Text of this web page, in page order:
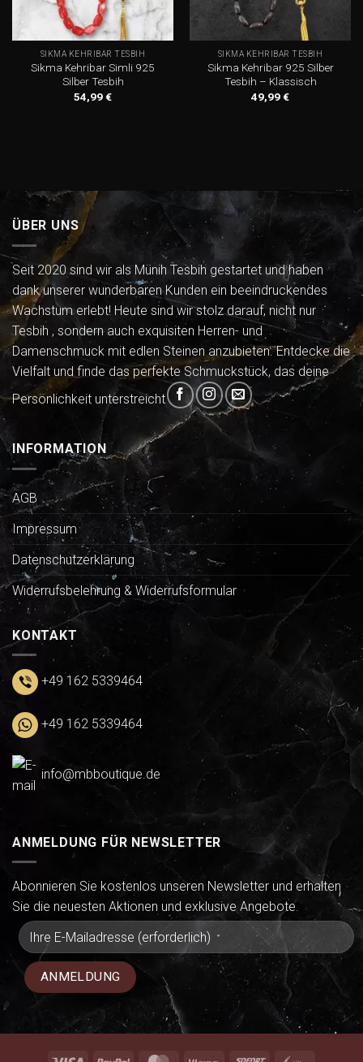
SIKMA KEHRIBAR TESBIH
Sikma Kehribar Simli 925
Silber Tesbih
54,99€
SIKMA KEHRIBAR TESBIH
Sikma Kehribar 925 Silber
Tesbih – Klassisch
49,99€
ÜBER UNS
Seit 2020 sind wir als Münih Tesbih gestartet und haben
dank unserer wunderbaren Kunden ein beeindruckendes
Wachstum erlebt! Heute sind wir stolz darauf, nicht nur
Tesbih , sondern auch exquisiten Herren- und
Damenschmuck mit edlen Steinen anzubieten. Entdecke die
Vielfalt und finde das perfekte Schmuckstück, das deine
Persönlichkeit unterstreicht
INFORMATION
AGB
Impressum
Datenschutzerklärung
Widerrufsbelehrung & Widerrufsformular
KONTAKT
+49 162 5339464
+49 162 5339464
info@mbboutique.de
ANMELDUNG FÜR NEWSLETTER
Abonnieren Sie kostenlos unseren Newsletter und erhalten
Sie die neuesten Aktionen und exklusive Angebote.